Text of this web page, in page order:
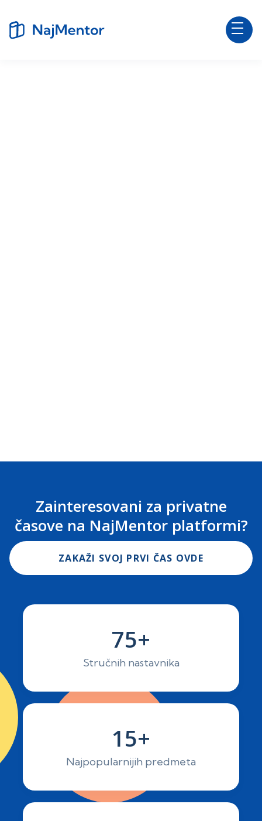
Zainteresovani za privatne
časove na NajMentor platformi?
ZAKAŽI SVOJ PRVI ČAS OVDE
75+
Stručnih nastavnika
15+
Najpopularnijih predmeta